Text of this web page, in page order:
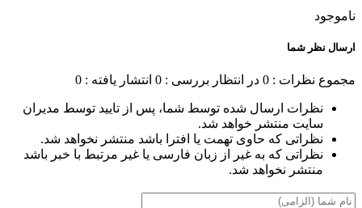
ناموجود
ارسال نظر شما
مجموع نظرات : 0 در انتظار بررسی : 0 انتشار یافته : 0
نظرات ارسال شده توسط شما، پس از تایید توسط مدیران
سایت منتشر خواهد شد.
نظراتی که حاوی تهمت یا افترا باشد منتشر نخواهد شد.
نظراتی که به غیر از زبان فارسی یا غیر مرتبط با خبر باشد
منتشر نخواهد شد.